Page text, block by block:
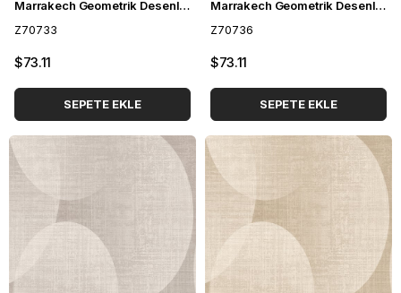
Marrakech Geometrik Desenli Duvar Kağıdı Z70733
Z70733
$73.11
SEPETE EKLE
Marrakech Geometrik Desenli Duvar Kağıdı Z70736
Z70736
$73.11
SEPETE EKLE